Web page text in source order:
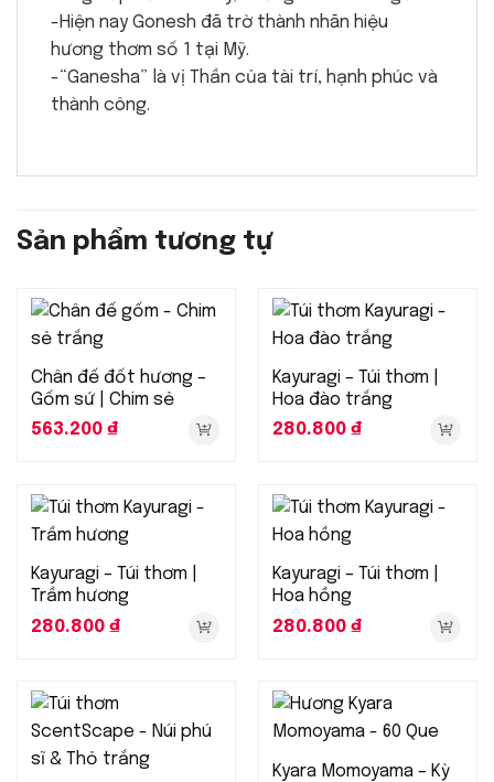
-Hiện nay Gonesh đã trờ thành nhãn hiệu
hương thơm số 1 tại Mỹ.
-“Ganesha” là vị Thần của tài trí, hạnh phúc và
thành công.
Sản phẩm tương tự
Chân đế đốt hương –
Gốm sứ | Chim sẻ
563.200 ₫
Kayuragi – Túi thơm |
Hoa đào trắng
280.800 ₫
Kayuragi – Túi thơm |
Trầm hương
280.800 ₫
Kayuragi – Túi thơm |
Hoa hồng
280.800 ₫
Kyara Momoyama – Kỳ